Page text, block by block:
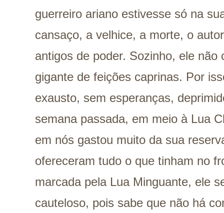
guerreiro ariano estivesse só na
cansaço, a velhice, a morte, o
antigos de poder. Sozinho, ele não
gigante de feições caprinas. Por
exausto, sem esperanças,
semana passada, em meio à Lua
em nós gastou muito da sua
ofereceram tudo o que tinham no
marcada pela Lua Minguante, ele
cauteloso, pois sabe que não há